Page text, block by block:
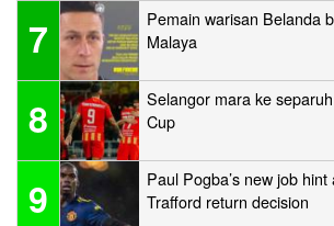
7
Pemain warisan Belanda
Malaya
8
Selangor mara ke
Cup
9
Paul Pogba’s new job
Trafford return decision